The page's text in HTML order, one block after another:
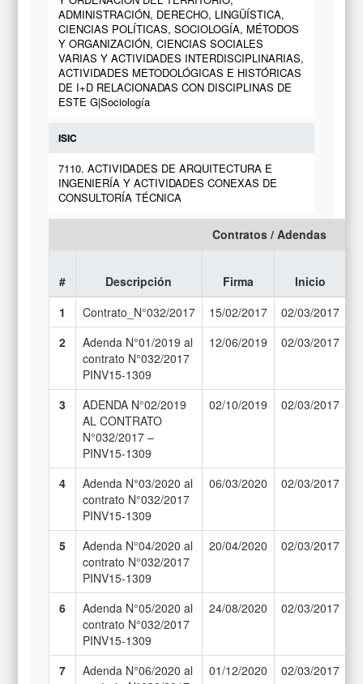
ADMINISTRACIÓN, DERECHO, LINGÜÍSTICA,
CIENCIAS POLÍTICAS, SOCIOLOGÍA, MÉTODOS
Y ORGANIZACIÓN, CIENCIAS SOCIALES
VARIAS Y ACTIVIDADES INTERDISCIPLINARIAS,
ACTIVIDADES METODOLÓGICAS E HISTÓRICAS
DE I+D RELACIONADAS CON DISCIPLINAS DE
ESTE G|Sociología
ISIC
7110. ACTIVIDADES DE ARQUITECTURA E
INGENIERÍA Y ACTIVIDADES CONEXAS DE
CONSULTORÍA TÉCNICA
Contratos / Adendas
# Descripción Firma Inicio
1
Contrato_N°032/2017 15/02/2017 02/03/2017
2
Adenda N°01/2019 al
contrato N°032/2017
PINV15-1309
12/06/2019 02/03/2017
3
ADENDA N°02/2019
AL CONTRATO
N°032/2017 –
PINV15-1309
02/10/2019 02/03/2017
4
Adenda N°03/2020 al
contrato N°032/2017
PINV15-1309
06/03/2020 02/03/2017
5
Adenda N°04/2020 al
contrato N°032/2017
PINV15-1309
20/04/2020 02/03/2017
6
Adenda N°05/2020 al
contrato N°032/2017
PINV15-1309
24/08/2020 02/03/2017
7
Adenda N°06/2020 al
01/12/2020 02/03/2017